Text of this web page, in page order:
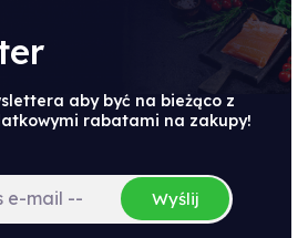
aby być na bieżąco z
rabatami na zakupy!
Wyślij